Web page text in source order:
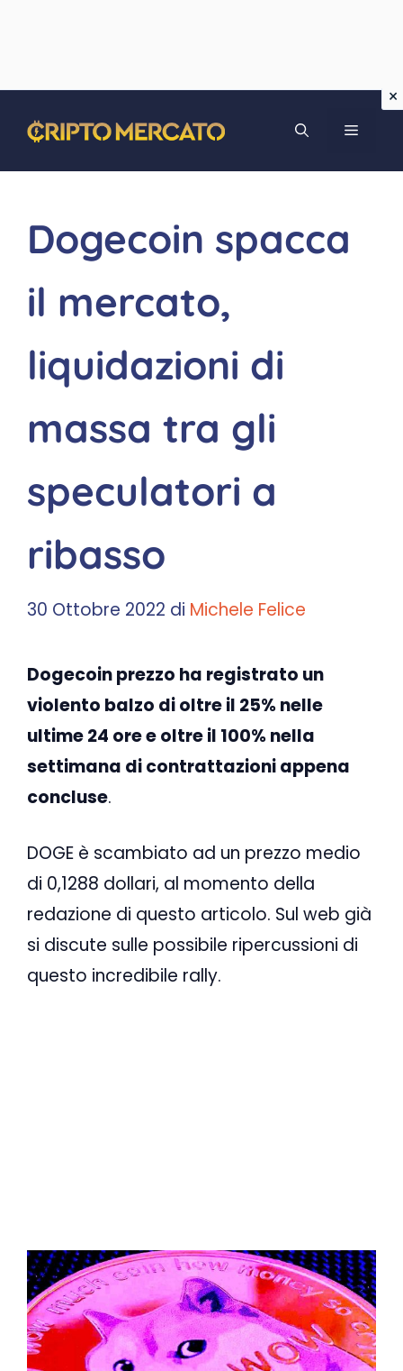
contenuto
MENU
Dogecoin spacca
il mercato,
liquidazioni di
massa tra gli
speculatori a
ribasso
30 Ottobre 2022 di Michele Felice
Dogecoin prezzo ha registrato un
violento balzo di oltre il 25% nelle
ultime 24 ore e oltre il 100% nella
settimana di contrattazioni appena
concluse.
DOGE è scambiato ad un prezzo medio
di 0,1288 dollari, al momento della
redazione di questo articolo. Sul web già
si discute sulle possibile ripercussioni di
questo incredibile rally.